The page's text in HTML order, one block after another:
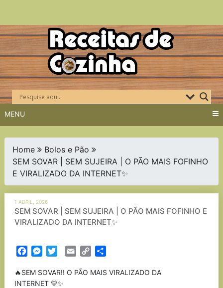
Skip
to
content
MENU
Home
Bolos e Pão
SEM SOVAR | SEM SUJEIRA | O PÃO MAIS FOFINHO
E VIRALIZADO DA INTERNET✨
1 ABRIL, 2026
SEM SOVAR | SEM SUJEIRA | O PÃO MAIS FOFINHO E
VIRALIZADO DA INTERNET✨
FacebookMessenger
TwitterEmail Copy
🔥SEM SOVAR!! O PÃO MAIS VIRALIZADO DA
INTERNET 💛✨